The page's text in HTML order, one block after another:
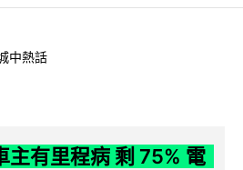
中熱話
主有里程病 剩 75% 電